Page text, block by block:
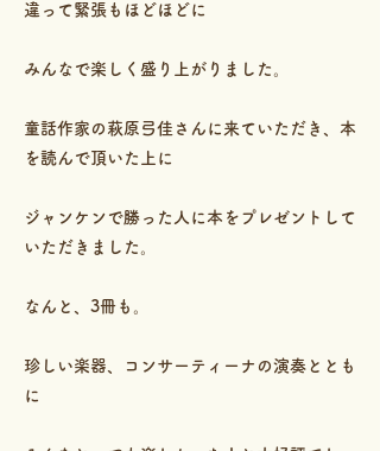
違って緊張もほどほどに
みんなで楽しく盛り上がりました。
童話作家の萩原弓佳さんに来ていただき、本
を読んで頂いた上に
ジャンケンで勝った人に本をプレゼントして
いただきました。
なんと、3冊も。
珍しい楽器、コンサーティーナの演奏ととも
に